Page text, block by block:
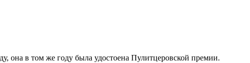
она в том же году была удостоена Пулитцеровской премии.